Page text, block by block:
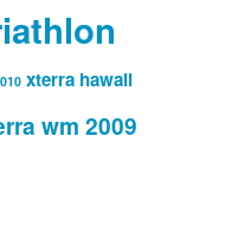
xterra hawaii
wm 2009